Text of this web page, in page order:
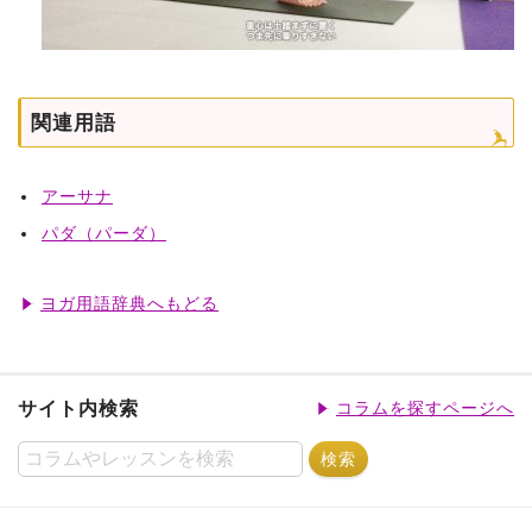
関連用語
アーサナ
パダ（パーダ）
ヨガ用語辞典へもどる
サイト内検索 コラムを探すページへ